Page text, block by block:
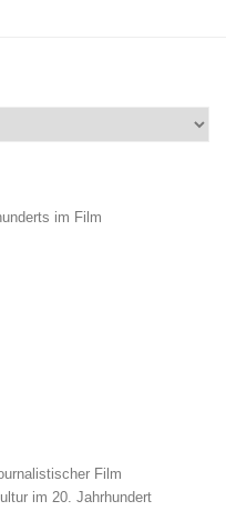
im Film
Film
im 20. Jahrhundert